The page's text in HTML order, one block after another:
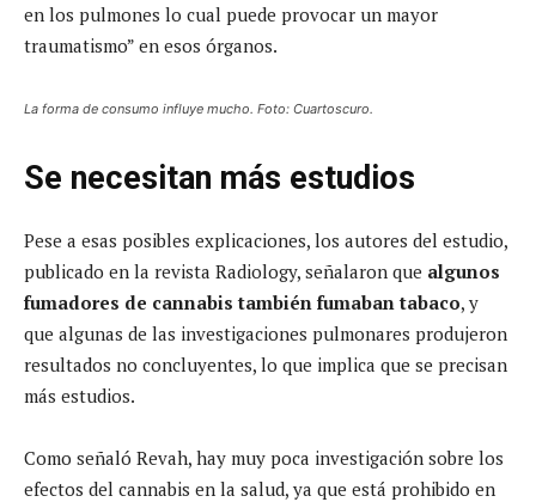
en los pulmones lo cual puede provocar un mayor
traumatismo” en esos órganos.
La forma de consumo influye mucho. Foto: Cuartoscuro.
Se necesitan más estudios
Pese a esas posibles explicaciones, los autores del estudio,
publicado en la revista Radiology, señalaron que algunos
fumadores de cannabis también fumaban tabaco, y
que algunas de las investigaciones pulmonares produjeron
resultados no concluyentes, lo que implica que se precisan
más estudios.
Como señaló Revah, hay muy poca investigación sobre los
efectos del cannabis en la salud, ya que está prohibido en